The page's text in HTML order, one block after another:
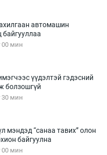
автомашин
байгууллаа
00 мин
үүдэлтэй гэдэсний
болзошгүй
30 мин
мэндэд “санаа тавих” олон
байгуулна
00 мин